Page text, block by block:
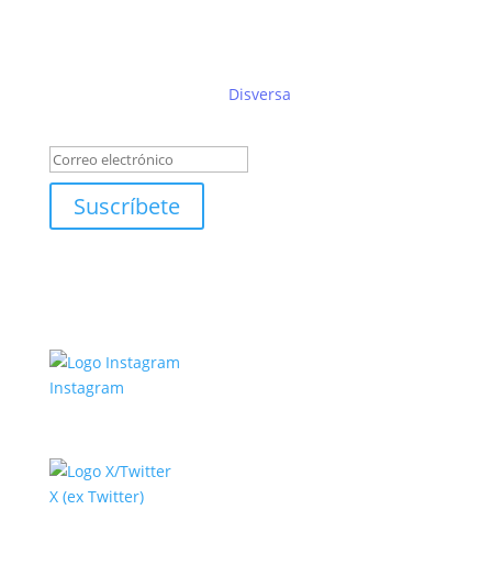
Disversa
Suscríbete
Instagram
X (ex Twitter)